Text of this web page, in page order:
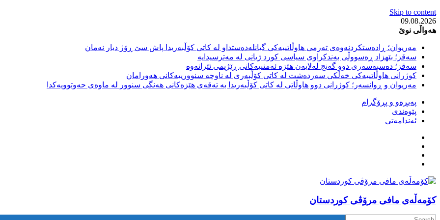
Skip to content
09.08.2026
هەواڵی نوێ
مەریوان؛ ڕادەستکردنەوەی تەرمی هاوڵاتییەکی گیانلەدەستداو لە کاتی کۆڵبەریدا پاش سێ ڕۆژ دیار نەمان
سەقز؛ بێهزاد ڕەسووڵی بەندکراوی سیاسی کورد ژیانی لە مەترسیدایە
سەقز؛ دەسبەسەری دوو گەنج لەلایەن هێزە ئەمنییەکانی ڕێژیمی ئێرانەوە
کوژرانی هاوڵاتییەکی خەڵکی سەردەشت لە کاتی کۆڵبەری لە ناوچە سنوورییەکانی هەورامان
مەریوان و ڕوانسەر؛ کوژرانی دوو هاوڵاتی لە کاتی کۆڵبەریدا بە تەقەی هێزەکانی هەنگی سنوور لە ماوەی حەوتوویەکدا
پەیڕەو و پڕۆگرام
پێوەندی
ئەندامەتی
كۆمه‌ڵه‌ی مافی مرۆڤی کوردستان